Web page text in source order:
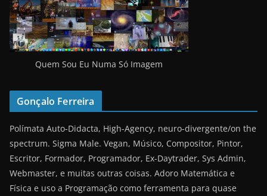
Quem Sou Eu Numa Só Imagem
Gonçalo Ferreira
Polímata Auto-Didacta, High-Agency, neuro-divergente/on the
spectrum. Sigma Male. Vegan, Músico, Compositor, Pintor,
Escritor, Formador, Programador, Ex-Daytrader, Sys Admin,
Webmaster, e muitas outras coisas. Adoro Matemática e
Física e uso a Programação como ferramenta para quase